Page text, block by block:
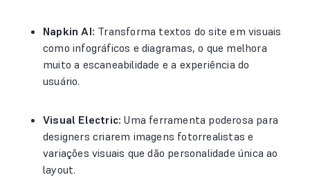
Napkin AI: Transforma textos do site em visuais
como infográficos e diagramas, o que melhora
muito a escaneabilidade e a experiência do
usuário.
Visual Electric: Uma ferramenta poderosa para
designers criarem imagens fotorrealistas e
variações visuais que dão personalidade única ao
layout.